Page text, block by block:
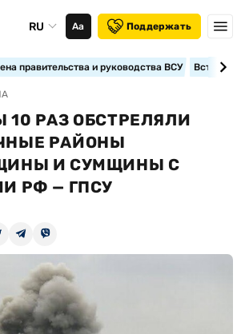
RU Аа Поддержать
правительства и руководства ВСУ
10 РАЗ ОБСТРЕЛЯЛИ
РАЙОНЫ
И СУМЩИНЫ С
РФ — ГПСУ